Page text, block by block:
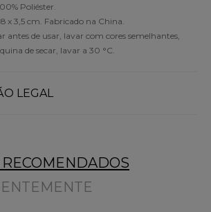
Poliéster.
x 3,5 cm. Fabricado na China.
antes de usar, lavar com cores semelhantes,
de secar, lavar a 30 °C.
LEGAL